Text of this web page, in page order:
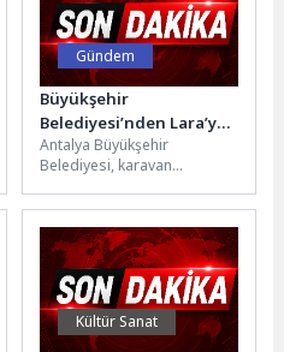
Gündem
Büyükşehir
Belediyesi’nden Lara’ya
yeni karavan parkı
Antalya Büyükşehir
Belediyesi, karavan
bir yenisini daha eklemeye
hazırlanıyor. Lara Sahili’nde
yapımı...
Kültür Sanat